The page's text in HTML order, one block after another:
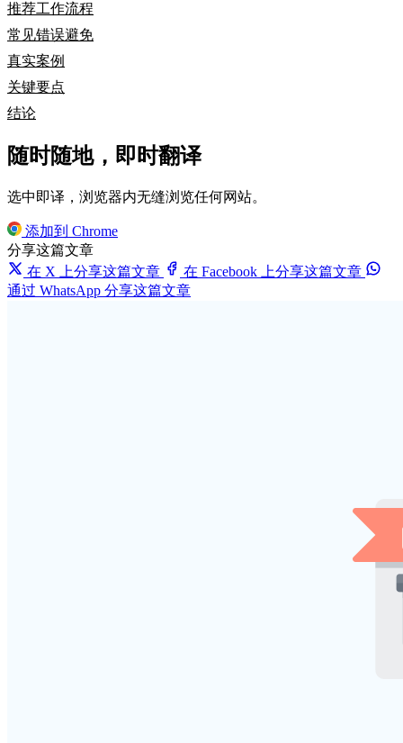
推荐工作流程
常见错误避免
真实案例
关键要点
结论
随时随地，即时翻译
选中即译，浏览器内无缝浏览任何网站。
添加到 Chrome
分享这篇文章
在 X 上分享这篇文章
在 Facebook 上分享这篇文章
通过 WhatsApp 分享这篇文章